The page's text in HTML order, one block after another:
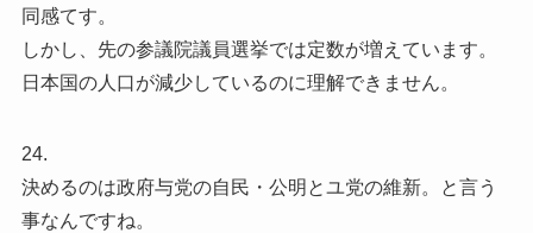
同感てす。
しかし、先の参議院議員選挙では定数が増えています。
日本国の人口が減少しているのに理解できません。
24.
決めるのは政府与党の自民・公明とユ党の維新。と言う
事なんですね。